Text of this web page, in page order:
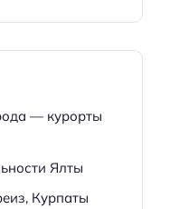
— курорты
Ялты
Курпаты